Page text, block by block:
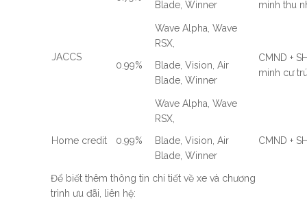
JACCS
Blade, Winner
minh thu
0.99%
Wave Alpha, Wave
RSX,
Blade, Vision, Air
Blade, Winner
CMND +
minh cư
Home credit 0.99%
Wave Alpha, Wave
RSX,
Blade, Vision, Air
Blade, Winner
CMND +
Để biết thêm thông tin chi tiết về xe và chương
trình ưu đãi, liên hệ: